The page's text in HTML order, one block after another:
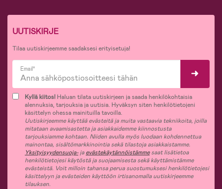
UUTISKIRJE
Tilaa uutiskirjeemme saadaksesi erityisetuja!
Email*
Kyllä kiitos! Haluan tilata uutiskirjeen ja saada henkilökohtaisia
alennuksia, tarjouksia ja uutisia. Hyväksyn siten henkilötietojeni
käsittelyn ohessa mainituilla tavoilla.
Uutiskirjeemme käyttää evästeitä ja muita vastaavia tekniikoita, joilla
mitataan avaamisastetta ja asiakkaidemme kiinnostusta
tarjouksiamme kohtaan. Niiden avulla myös luodaan kohdennettua
mainontaa, sisältömarkkinointia sekä tilastoja asiakkaistamme.
Yksityisyydensuoja-jaevästekäytännöistämmesaat lisätietoa
henkilötietojesi käytöstä ja suojaamisesta sekä käyttämistämme
evästeistä. Voit milloin tahansa perua suostumuksesi henkilötietojesi
käsittelyyn ja evästeiden käyttöön irtisanomalla uutiskirjeemme
tilauksen.